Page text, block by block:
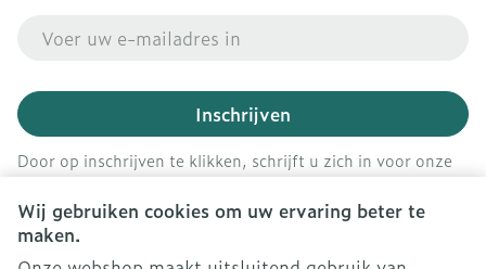
Wij gebruiken cookies om uw ervaring beter te
maken.
Inschrijven
Door op inschrijven te klikken, schrijft u zich in voor onze
nieuwsbrief en gaat u akkoord met onzeprivacy policy.